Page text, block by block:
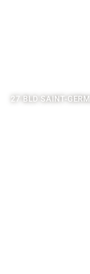
27 BLD SAINT-